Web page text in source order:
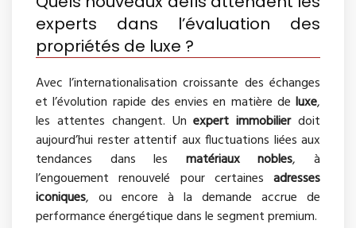
experts dans l’évaluation des
propriétés de luxe ?
Avec l’internationalisation croissante des échanges
et l’évolution rapide des envies en matière de luxe,
les attentes changent. Unexpert immobilierdoit
aujourd’hui rester attentif aux fluctuations liées aux
tendances dans les matériaux nobles, à
l’engouement renouvelé pour certaines adresses
iconiques, ou encore à la demande accrue de
performance énergétique dans le segment premium.